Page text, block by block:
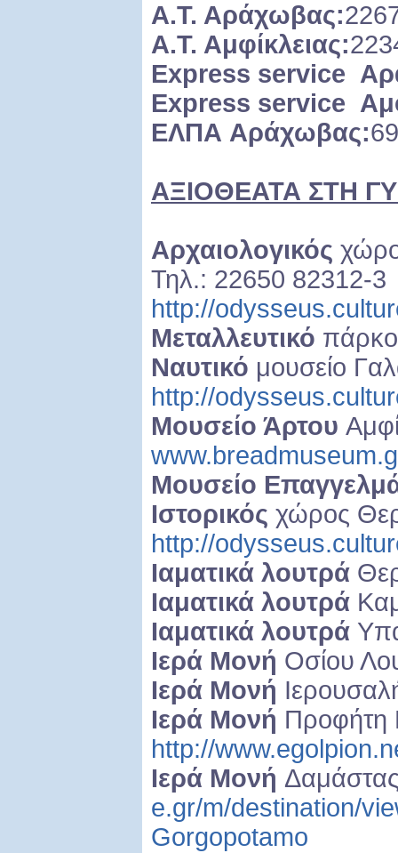
Α.Τ. Αράχωβας:
Α.Τ. Αμφίκλειας:
Express service
Express service
ΕΛΠΑ Αράχωβας:
ΑΞΙΟΘΕΑΤΑ ΣΤΗ
Αρχαιολογικός
Τηλ.: 22650 82312-3
http://
Μεταλλευτικό
Ναυτικό μουσείο
http://
Μουσείο Άρτου
Μουσείο
Ιστορικός χώρος
http://
Ιαματικά λουτρά
Ιαματικά λουτρά
Ιαματικά λουτρά
Ιερά Μονή Οσίου
Ιερά Μονή
Ιερά Μονή Προφήτη
http://
Ιερά Μονή
e.gr/m/destination/
Gorgopotamo